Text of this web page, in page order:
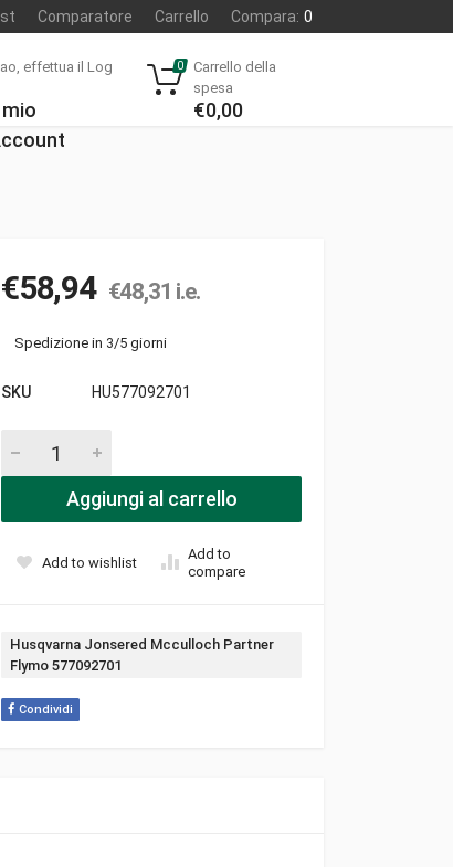
Comparatore Carrello Compara: 0
effettua il Log
mio
0
Carrello della
spesa
€0,00
€58,94 €48,31 i.e.
Spedizione in 3/5 giorni
SKU HU577092701
Aggiungi al carrello
Add to wishlist
Add to
compare
Tag:
Husqvarna Jonsered Mcculloch Partner
Flymo 577092701
Condividi